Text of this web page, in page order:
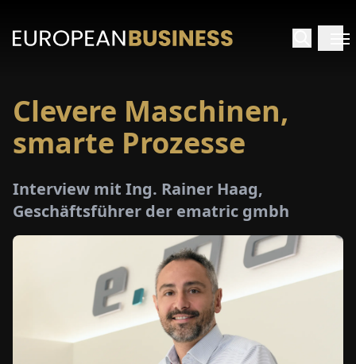
Clevere Maschinen,
smarte Prozesse
Interview mit Ing. Rainer Haag,
Geschäftsführer der ematric gmbh